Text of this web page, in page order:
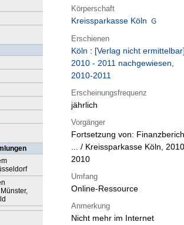
Körperschaft
Kreissparkasse Köln
Erschienen
Köln : [Verlag nicht
2010 - 2011 nachgewiesen,
2010-2011
Erscheinungsfrequenz
jährlich
Vorgänger
Fortsetzung von:
... / Kreissparkasse Köln,
2010
Umfang
Online-Ressource
Anmerkung
Nicht mehr im Internet